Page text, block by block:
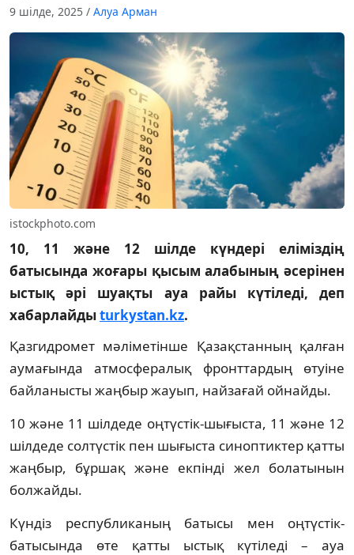
9 шілде, 2025 / Алуа Арман
istockphoto.com
10, 11 және 12 шілде күндері еліміздің
батысында жоғары қысым алабының әсерінен
ыстық әрі шуақты ауа райы күтіледі, деп
хабарлайдыturkystan.kz.
Қазгидромет мәліметінше Қазақстанның қалған
аумағында атмосфералық фронттардың өтуіне
байланысты жаңбыр жауып, найзағай ойнайды.
10 және 11 шілдеде оңтүстік-шығыста, 11 және 12
шілдеде солтүстік пен шығыста синоптиктер қатты
жаңбыр, бұршақ және екпінді жел болатынын
болжайды.
Күндіз республиканың батысы мен оңтүстік-
батысында өте қатты ыстық күтіледі – ауа